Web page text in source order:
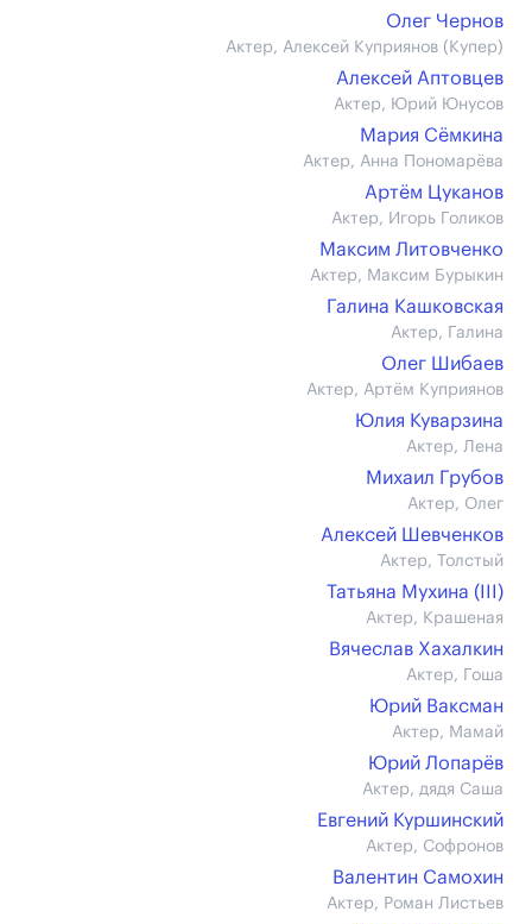
Олег Чернов
Актер, Алексей Куприянов (Купер)
Алексей Аптовцев
Актер, Юрий Юнусов
Мария Сёмкина
Актер, Анна Пономарёва
Артём Цуканов
Актер, Игорь Голиков
Максим Литовченко
Актер, Максим Бурыкин
Галина Кашковская
Актер, Галина
Олег Шибаев
Актер, Артём Куприянов
Юлия Куварзина
Актер, Лена
Михаил Грубов
Актер, Олег
Алексей Шевченков
Актер, Толстый
Татьяна Мухина (III)
Актер, Крашеная
Вячеслав Хахалкин
Актер, Гоша
Юрий Ваксман
Актер, Мамай
Юрий Лопарёв
Актер, дядя Саша
Евгений Куршинский
Актер, Софронов
Валентин Самохин
Актер, Роман Листьев